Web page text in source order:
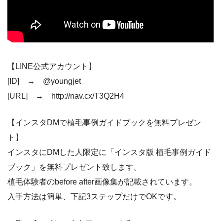
【LINE公式アカウント】
[ID] → @youngjet
[URL] → http://nav.cx/T3Q2H4
【インスタDMで植毛事例ガイドブックを無料プレゼン
ト】
インスタにDMした人限定に「インスタ版 植毛事例ガイド
ブック」を無料プレゼント致します。
植毛体験者のbefore after画像集が記載されています。
入手方法は簡単、下記3ステップだけでOKです。